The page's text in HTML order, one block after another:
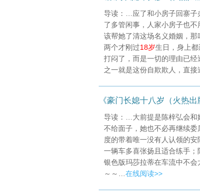
导读：…应了和小房子回寨子
了多管闲事，人家小房子也
该帮她了清这场名义婚姻，
两个才刚过18岁生日，身上
打闷了，而是一切的理由已
之一就是这份自欺欺人，直
《豪门长媳十八岁（火热
导读：…大前提是陈梓弘会和
不给面子，她也不必再继续
度的带着唯一没有人认领的
一辆车多喜张扬且适合练手
银色版玛莎拉蒂在车流中不
～～… 在线阅读>>